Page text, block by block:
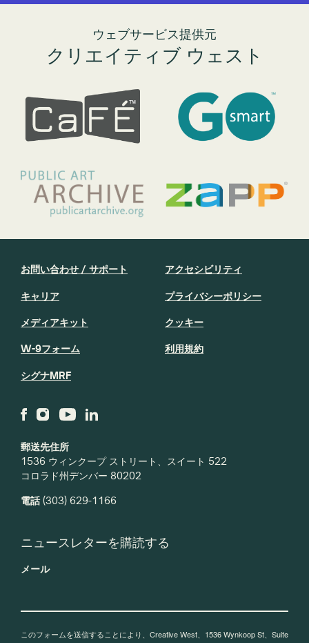
ウェブサービス提供元
クリエイティブ ウェスト
郵送先住所
1536 ウィンクープ ストリート、スイート 522
コロラド州デンバー 80202
電話(303) 629-1166
お問い合わせ / サポート
キャリア
メディアキット
W-9フォーム
シグナMRF
アクセシビリティ
プライバシーポリシー
クッキー
利用規約
ニュースレターを購読する
メール
このフォームを送信することにより、Creative West、1536 Wynkoop St、Suite